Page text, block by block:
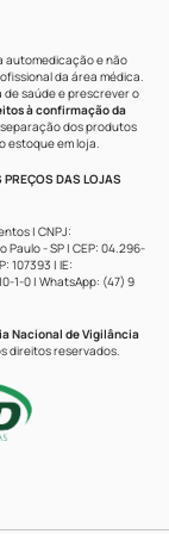
automedicação e não
da área médica.
saúde e prescrever o
à confirmação da
dos produtos
estoque em loja.
PREÇOS DAS LOJAS
| CNPJ:
Paulo - SP | CEP: 04.296-
107393 | IE:
1-0 | WhatsApp: (47) 9
Nacional de Vigilância
direitos reservados.